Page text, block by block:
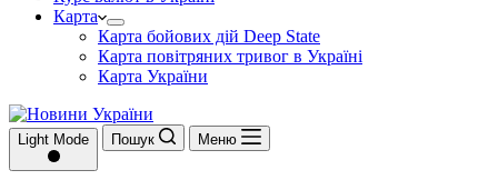
Карта
Карта бойових дій Deep State
Карта повітряних тривог в Україні
Карта України
Light Mode Пошук Меню